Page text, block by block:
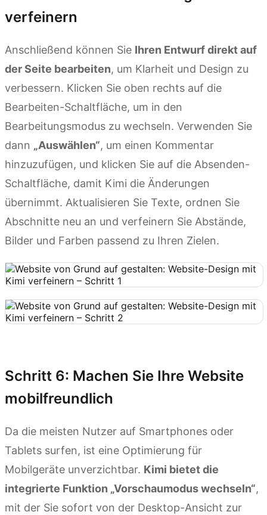
verfeinern
Anschließend können Sie Ihren Entwurf direkt auf
der Seite bearbeiten, um Klarheit und Design zu
verbessern. Klicken Sie oben rechts auf die
Bearbeiten-Schaltfläche, um in den
Bearbeitungsmodus zu wechseln. Verwenden Sie
dann „Auswählen“, um einen Kommentar
hinzuzufügen, und klicken Sie auf die Absenden-
Schaltfläche, damit Kimi die Änderungen
übernimmt. Aktualisieren Sie Texte, ordnen Sie
Abschnitte neu an und verfeinern Sie Abstände,
Bilder und Farben passend zu Ihren Zielen.
Schritt 6: Machen Sie Ihre Website
mobilfreundlich
Da die meisten Nutzer auf Smartphones oder
Tablets surfen, ist eine Optimierung für
Mobilgeräte unverzichtbar. Kimi bietet die
integrierte Funktion „Vorschaumodus wechseln“,
mit der Sie sofort von der Desktop-Ansicht zur